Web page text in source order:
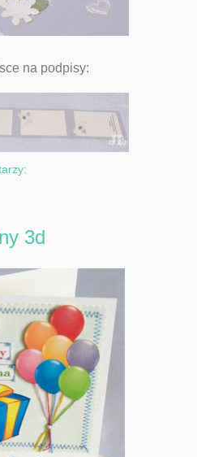
na podpisy:
3d